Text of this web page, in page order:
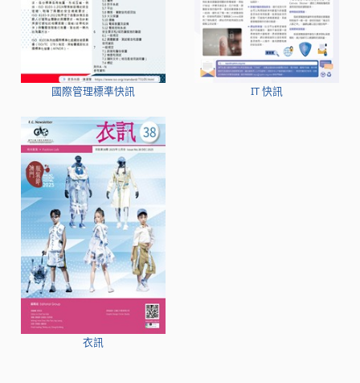
國際管理標準快訊 IT 快訊
衣訊